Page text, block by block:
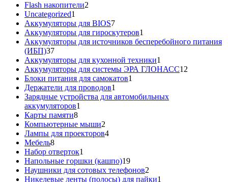
Flash накопители2
Uncategorized1
товар
Аккумуляторы для BIOS77
товаров
Аккумуляторы для гироскутеров1
товар
Аккумуляторы для источников бесперебойного питания
(ИБП)3737
товаров
Аккумуляторы для кухонной техники1
товар
Аккумуляторы для системы ЭРА ГЛОНАСС12
Блоки питания для самокатов1
Держатели для проводов1
товар
Зарядные устройства для автомобильных
аккумуляторов1
Карты памяти88
товаров
Компьютерные мыши2
товара
Лампы для проекторов44
Мебель88
товаров
Набор отверток1
товар
Напольные горшки (кашпо)1919
товаров
Наушники для сотовых телефонов2
товара
Никелевые ленты (полосы) для пайки1